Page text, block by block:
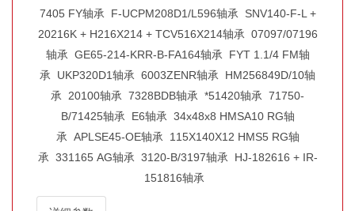
7405 FY轴承 F-UCPM208D1/L596轴承 SNV140-F-L +
20216K + H216X214 + TCV516X214轴承 07097/07196
轴承 GE65-214-KRR-B-FA164轴承 FYT 1.1/4 FM轴
承 UKP320D1轴承 6003ZENR轴承 HM256849D/10轴
承 20100轴承 7328BDB轴承 *51420轴承 71750-
B/71425轴承 E6轴承 34x48x8 HMSA10 RG轴
承 APLSE45-OE轴承 115X140X12 HMS5 RG轴
承 331165 AG轴承 3120-B/3197轴承 HJ-182616 + IR-
151816轴承